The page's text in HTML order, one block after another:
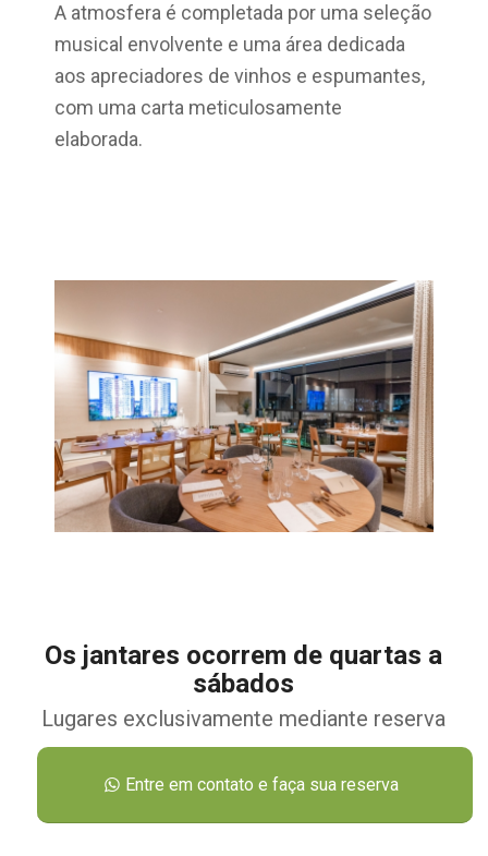
A atmosfera é completada por uma seleção
musical envolvente e uma área dedicada
aos apreciadores de vinhos e espumantes,
com uma carta meticulosamente
elaborada.
Os jantares ocorrem de quartas a
sábados
Lugares exclusivamente mediante reserva
Entre em contato e faça sua reserva